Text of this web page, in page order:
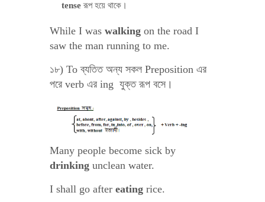
tenseরূপ হয়ে থাকে।
While I was walking on the road I
saw the man running to me.
১৮) To ব্যতিত অন্য সকল Preposition এর
পরে verb এর ing যুক্ত রূপ বসে।
Many people become sick by
drinking unclean water.
I shall go after eating rice.